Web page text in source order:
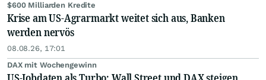
$600 Milliarden Kredite
Krise am US-Agrarmarkt weitet sich aus, Banken
werden nervös
08.08.26, 17:01
DAX mit Wochengewinn